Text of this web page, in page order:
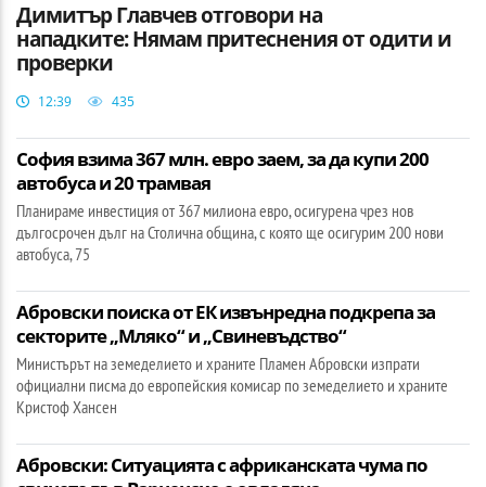
Димитър Главчев отговори на
нападките: Нямам притеснения от одити и
проверки
12:39 435
София взима 367 млн. евро заем, за да купи 200
автобуса и 20 трамвая
Планираме инвестиция от 367 милиона евро, осигурена чрез нов
дългосрочен дълг на Столична община, с която ще осигурим 200 нови
автобуса, 75
Абровски поиска от ЕК извънредна подкрепа за
секторите „Мляко“ и „Свиневъдство“
Министърът на земеделието и храните Пламен Абровски изпрати
официални писма до европейския комисар по земеделието и храните
Кристоф Хансен
Абровски: Ситуацията с африканската чума по